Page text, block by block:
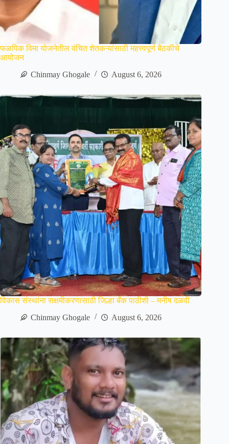
फळपिक विमा योजनेतील वंचित शेतकऱ्यांसाठी महत्त्वपूर्ण बैठकीचे
आयोजन
Chinmay Ghogale
August 6, 2026
विकास संस्थांना सक्षमीकरणासाठी जिल्हा बॅंक पाठीशी – मनीष दळवी
Chinmay Ghogale
August 6, 2026